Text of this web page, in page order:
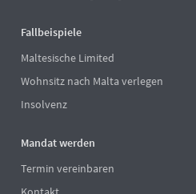
Fallbeispiele
Maltesische Limited
Wohnsitz nach Malta verlegen
Insolvenz
Mandat werden
Termin vereinbaren